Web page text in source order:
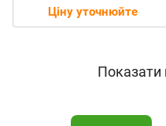
Ціну уточнюйте
Показати